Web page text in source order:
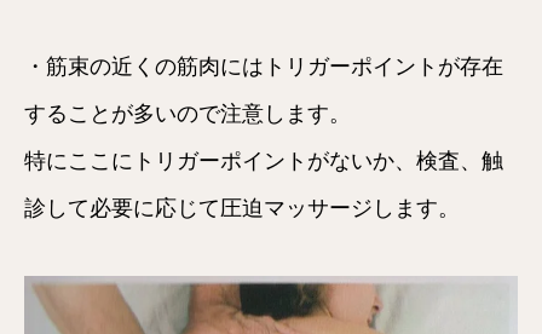
・筋束の近くの筋肉にはトリガーポイントが存在
することが多いので注意します。
特にここにトリガーポイントがないか、検査、触
診して必要に応じて圧迫マッサージします。